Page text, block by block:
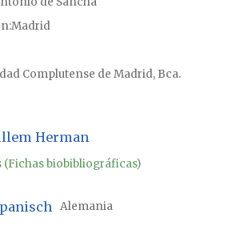
Madrid
Complutense de Madrid, Bca.
Herman
(Fichas biobibliográficas)
Alemania